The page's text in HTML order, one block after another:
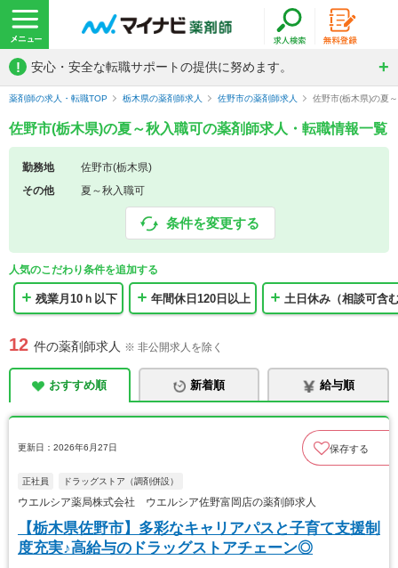
! 安心・安全な転職サポートの提供に努めます。
薬剤師の求人・転職TOP 栃木県の薬剤師求人 佐野市の薬剤師求人 佐野市(栃木県)の夏
佐野市(栃木県)の夏～秋入職可の薬剤師求人・転職情報一覧
勤務地
佐野市(栃木県)
その他
夏～秋入職可
条件を変更する
人気のこだわり条件を追加する
残業月10ｈ以下 年間休日120日以上 土日休み（相談可含
12 件の薬剤師求人 ※ 非公開求人を除く
おすすめ順 新着順 給与順
更新日：2026年6月27日 保存する
正社員 ドラッグストア（調剤併設）
ウエルシア薬局株式会社 ウエルシア佐野富岡店の薬剤師求人
【栃木県佐野市】多彩なキャリアパスと子育て支援制
度充実♪高給与のドラッグストアチェーン◎